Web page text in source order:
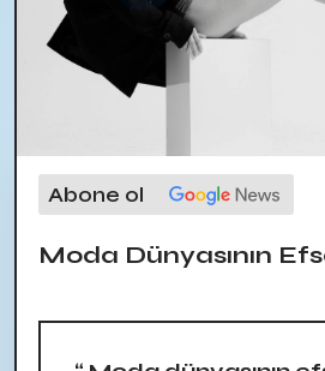
Abone ol
Moda Dünyasının